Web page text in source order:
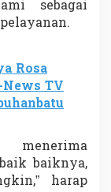
sebagai
Rosa
TV
menerima
baiknya,
harap